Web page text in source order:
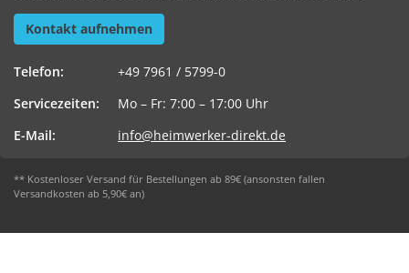
Kontakt aufnehmen
Telefon:
+49 7961 / 5799-0
Servicezeiten:
Mo – Fr: 7:00 – 17:00 Uhr
E-Mail:
info@heimwerker-direkt.de
** Kostenloser Versand für Bestellungen ab 89€ (ansonsten fallen
Versandkosten ab 5,90€ an)